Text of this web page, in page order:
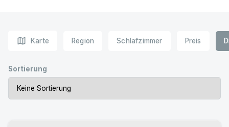
map Karte Region Schlafzimmer Preis
Sortierung